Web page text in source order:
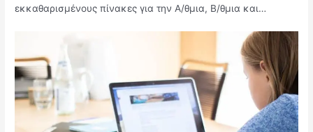
εκκαθαρισμένους πίνακες για την Α/θμια, Β/θμια και…